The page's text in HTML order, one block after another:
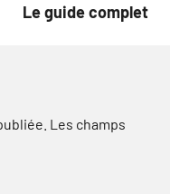
Le guide complet
Les champs